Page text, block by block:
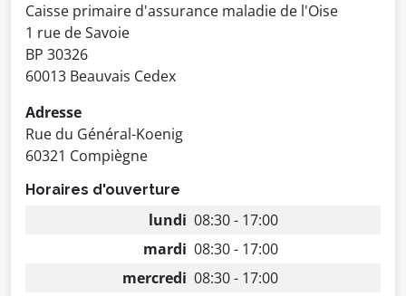
Caisse primaire d'assurance maladie de l'Oise
1 rue de Savoie
BP 30326
60013 Beauvais Cedex
Adresse
Rue du Général-Koenig
60321 Compiègne
Horaires d'ouverture
lundi 08:30 - 17:00
mardi 08:30 - 17:00
mercredi 08:30 - 17:00